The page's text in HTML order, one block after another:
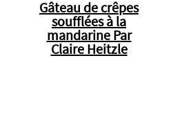
Gâteau de crêpes
soufflées à la
mandarine Par
Claire Heitzle